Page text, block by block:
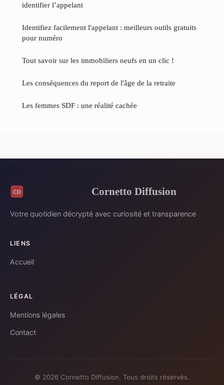
identifier l’appelant
Identifiez facilement l'appelant : meilleurs outils gratuits
pour numéro
Tout savoir sur les immobiliers neufs en un clic !
Les conséquences du report de l'âge de la retraite
Les femmes SDF : une réalité cachée
Cornetto Diffusion
Votre quotidien décrypté avec curiosité et transparence
LIENS
Accueil
LÉGAL
Mentions légales
Contact
© 2026 Cornetto Diffusion. Tous droits réservés.